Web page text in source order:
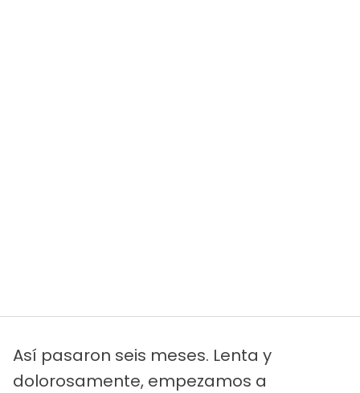
Así pasaron seis meses. Lenta y
dolorosamente, empezamos a